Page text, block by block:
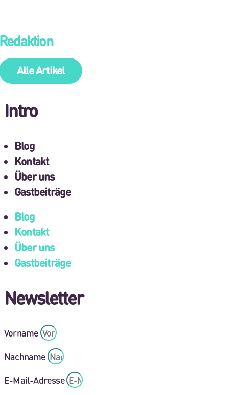
Alle Artikel
Intro
Blog
Kontakt
Über uns
Gastbeiträge
Blog
Kontakt
Über uns
Gastbeiträge
Newsletter
Vorname
Nachname
E-Mail-Adresse